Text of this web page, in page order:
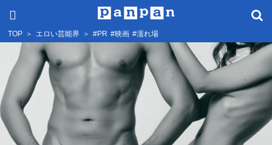
TOP ＞ エロい芸能界 ＞ #PR #映画 #濡れ場